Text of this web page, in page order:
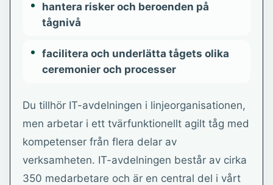
hantera risker och beroenden på
tågnivå
facilitera och underlätta tågets olika
ceremonier och processer
Du tillhör IT-avdelningen i linjeorganisationen,
men arbetar i ett tvärfunktionellt agilt tåg med
kompetenser från flera delar av
verksamheten. IT-avdelningen består av cirka
350 medarbetare och är en central del i vårt